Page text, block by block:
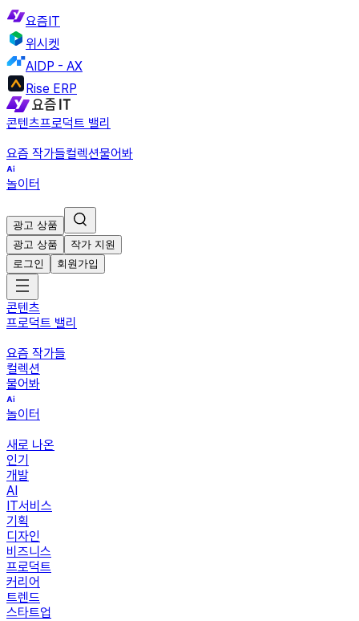
요즘IT
위시켓
AIDP - AX
Rise ERP
콘텐츠프로덕트 밸리
요즘 작가들컬렉션물어봐
놀이터
광고 상품
광고 상품
작가 지원
로그인
회원가입
콘텐츠
프로덕트 밸리
요즘 작가들
컬렉션
물어봐
놀이터
새로 나온
인기
개발
AI
IT서비스
기획
디자인
비즈니스
프로덕트
커리어
트렌드
스타트업